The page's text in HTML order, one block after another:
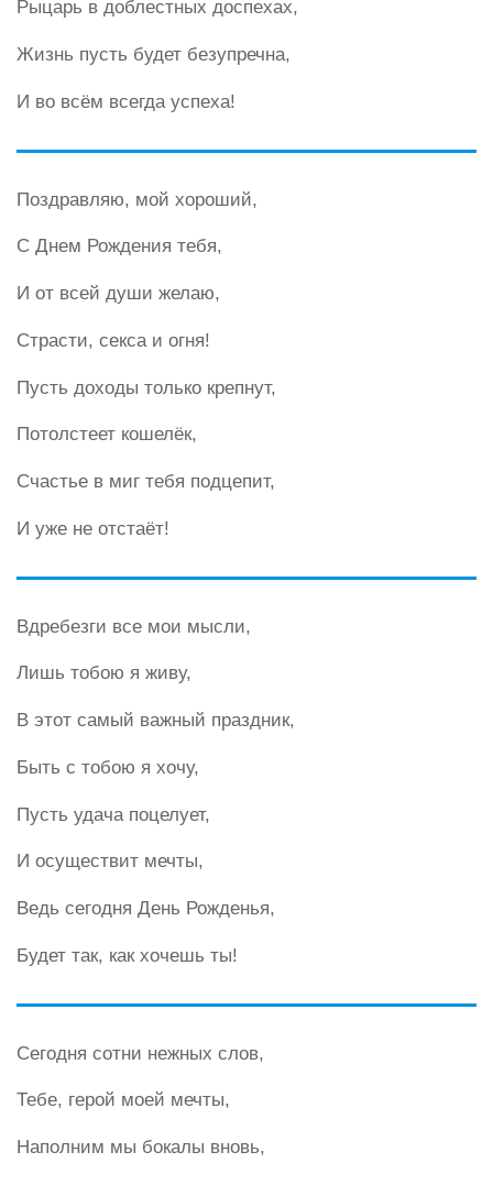
Рыцарь в доблестных доспехах,
Жизнь пусть будет безупречна,
И во всём всегда успеха!
Поздравляю, мой хороший,
С Днем Рождения тебя,
И от всей души желаю,
Страсти, секса и огня!
Пусть доходы только крепнут,
Потолстеет кошелёк,
Счастье в миг тебя подцепит,
И уже не отстаёт!
Вдребезги все мои мысли,
Лишь тобою я живу,
В этот самый важный праздник,
Быть с тобою я хочу,
Пусть удача поцелует,
И осуществит мечты,
Ведь сегодня День Рожденья,
Будет так, как хочешь ты!
Сегодня сотни нежных слов,
Тебе, герой моей мечты,
Наполним мы бокалы вновь,